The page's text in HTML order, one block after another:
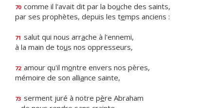
70 comme il l'avait dit par la bouche des saints,
par ses prophètes, depuis les temps anciens :
71 salut qui nous arrache à l'ennemi,
à la main de tous nos oppresseurs,
72 amour qu'il montre envers nos pères,
mémoire de son alliance sainte,
73 serment juré à notre père Abraham